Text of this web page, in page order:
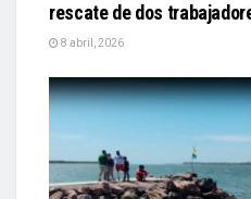
rescate de dos
8 abril, 2026